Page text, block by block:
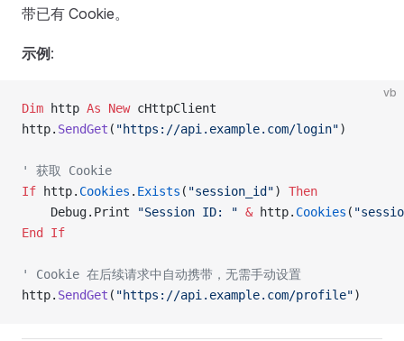
带已有 Cookie。
示例 :
vb
Dim http As New cHttpClient
http. SendGet ( "https://api.example.com/login")
' 获取 Cookie
If http. Cookies . Exists ( "session_id") Then
    Debug.Print
"Session ID: " & http. Cookies (
End If
' Cookie 在后续请求中自动携带，无需手动设置
http. SendGet ( "https://api.example.com/profile")